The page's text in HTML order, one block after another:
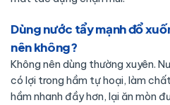
Dùng nước tẩy mạnh đổ
nên không?
Không nên dùng thường xuyên.
có lợi trong hầm tự hoại, làm
hầm nhanh đầy hơn, lại ăn mòn